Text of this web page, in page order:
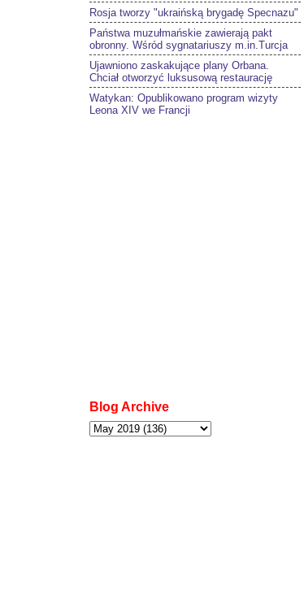
Rosja tworzy "ukraińską brygadę Specnazu"
Państwa muzułmańskie zawierają pakt
obronny. Wśród sygnatariuszy m.in.Turcja
Ujawniono zaskakujące plany Orbana.
Chciał otworzyć luksusową restaurację
Watykan: Opublikowano program wizyty
Leona XIV we Francji
Blog Archive